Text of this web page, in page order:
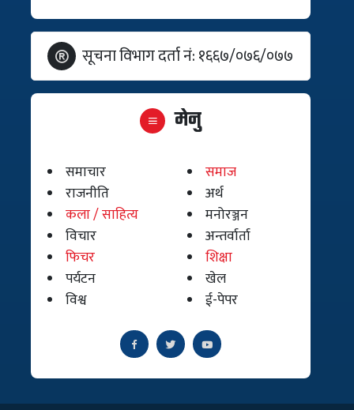
सूचना विभाग दर्ता नं: १६६७/०७६/०७७
मेनु
समाचार
समाज
राजनीति
अर्थ
कला / साहित्य
मनोरञ्जन
विचार
अन्तर्वार्ता
फिचर
शिक्षा
पर्यटन
खेल
विश्व
ई-पेपर